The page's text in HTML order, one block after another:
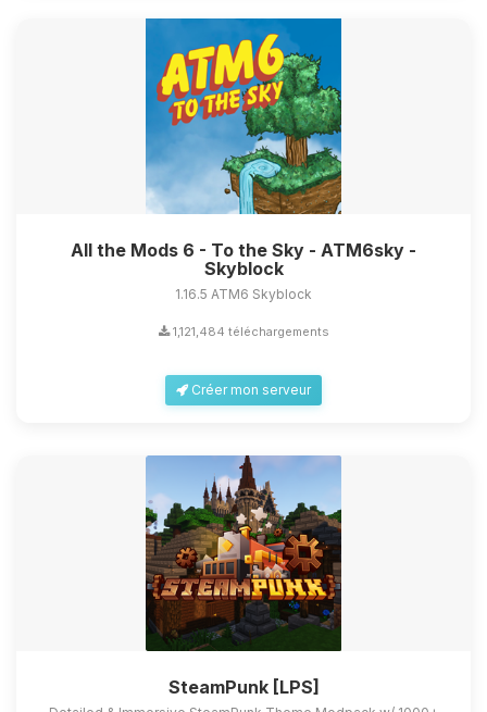
All the Mods 6 - To the Sky - ATM6sky -
Skyblock
1.16.5 ATM6 Skyblock
1,121,484 téléchargements
Créer mon serveur
SteamPunk [LPS]